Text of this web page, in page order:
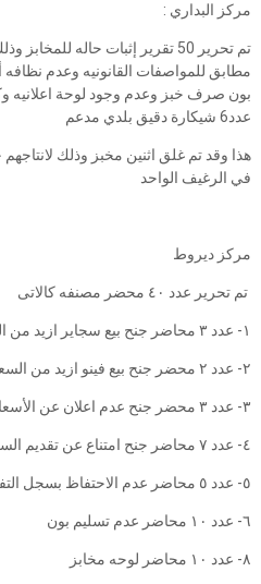
مركز البداري :
تم تحرير 50 تقرير إثبات حاله
مطابق للمواصفات القانونيه وعدم
بون صرف خبز وعدم وجود لوحة
عدد6 شيكارة دقيق بلدي مدعم
في الرغيف الواحد
مركز ديروط
تم تحرير عدد ٤٠ محضر مصنفه كالاتى
١- عدد ٣ محاضر جنح بيع سجاير ازيد من السعر
٢- عدد ٢ محضر جنح بيع فينو ازيد من السعر
٣- عدد ٣ محضر جنح عدم اعلان عن الأسعار
٤- عدد ٧ محاضر جنح امتناع عن تقديم السجلات مستودعات
٥- عدد ٥ محاضر عدم الاحتفاظ بسجل التفتيش مخابز
٦- عدد ١٠ محاضر عدم تسليم بون
٨- عدد ١٠ محاضر لوحه مخابز